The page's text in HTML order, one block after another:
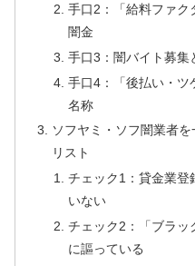
手口2：「給料ファク
闇金
手口3：闇バイト募集
手口4：「後払い・ツ
名称
ソフヤミ・ソフ闇業者
リスト
チェック1：貸金業登
いない
チェック2：「ブラッ
に謳っている